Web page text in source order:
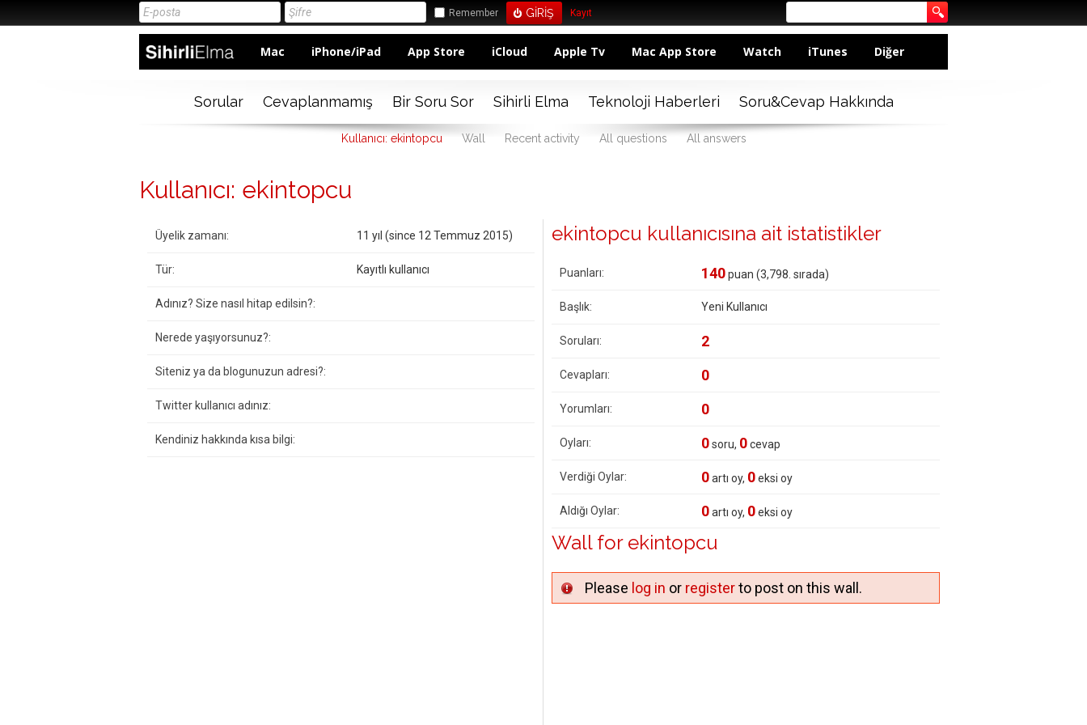
Remember Kayıt
Mac iPhone/iPad App Store iCloud Apple Tv Mac App Store Watch iTunes Diğer
Sorular Cevaplanmamış Bir Soru Sor Sihirli Elma Teknoloji Haberleri Soru&Cevap Hakkında
Kullanıcı: ekintopcu Wall Recent activity All questions All answers
Kullanıcı: ekintopcu
Üyelik zamanı: 11 yıl (since 12 Temmuz 2015)
Tür: Kayıtlı kullanıcı
Adınız? Size nasıl hitap edilsin?:
Nerede yaşıyorsunuz?:
Siteniz ya da blogunuzun adresi?:
Twitter kullanıcı adınız:
Kendiniz hakkında kısa bilgi:
ekintopcu kullanıcısına ait istatistikler
Puanları: 140puan (3,798 . sırada)
Başlık: Yeni Kullanıcı
Soruları: 2
Cevapları: 0
Yorumları: 0
Oyları: 0soru, 0cevap
Verdiği Oylar: 0artı oy, 0eksi oy
Aldığı Oylar: 0artı oy, 0eksi oy
Wall for ekintopcu
Please log in or registerto post on this wall.